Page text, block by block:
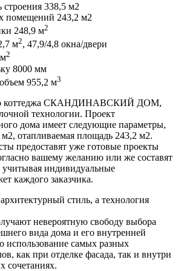
338,5 м2
помещений 243,2 м2
248,9 м2
м2, 47,9/4,8 окна/двери
2
8000 мм
955,2 м3
коттеджа СКАНДИНАВСКИЙ ДОМ,
технологии. Проект
дома имеет следующие параметры,
отапливаемая площадь 243,2 м2.
предоставят уже готовые проекты
вашему желанию или же составят
индивидуальные
каждого заказчика.
стиль, а технология
невероятную свободу выбора
вида дома и его внутренней
использование самых разных
как при отделке фасада, так и внутри
сочетаниях.